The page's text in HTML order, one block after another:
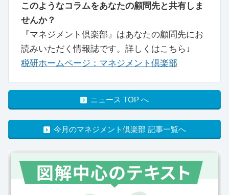
このようなコラムをあなたの顧問先と共有しま
せんか？
『マネジメント倶楽部』はあなたの顧問先にお
読みいただく情報誌です。詳しくはこちら↓
税研ホームページ：マネジメント倶楽部
ニュース TOP へ
今月のマネジメント倶楽部 記事一覧へ